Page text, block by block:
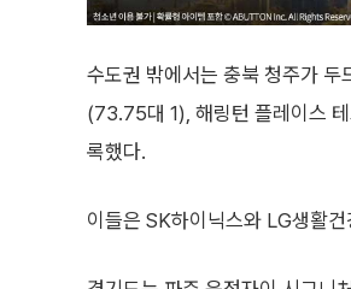
수도권 밖에서는 충북 청주가
(73.75대 1), 해링턴 플레이스
록했다.
이들은 SK하이닉스와 LG생활